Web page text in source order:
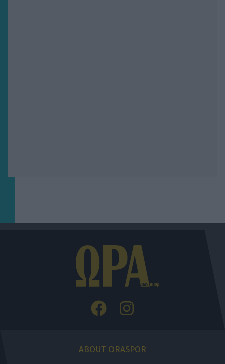
ABOUT ORASPOR